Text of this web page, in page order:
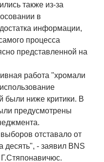
также из-за
в
информации,
процесса
представленной на
работа "хромали
были ниже критики. В
предусмотрены
отставало от
десять", - заявил BNS